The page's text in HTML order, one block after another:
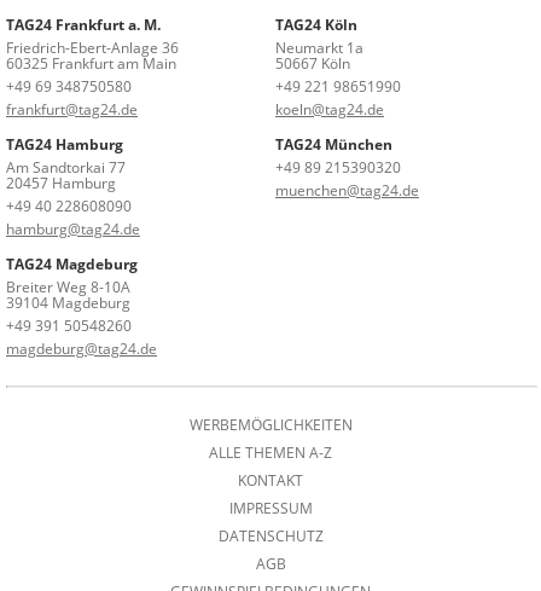
TAG24 Frankfurt a. M.
Friedrich-Ebert-Anlage 36
60325 Frankfurt am Main
+49 69 348750580
frankfurt@tag24.de
TAG24 Köln
Neumarkt 1a
50667 Köln
+49 221 98651990
koeln@tag24.de
TAG24 Hamburg
Am Sandtorkai 77
20457 Hamburg
+49 40 228608090
hamburg@tag24.de
TAG24 München
+49 89 215390320
muenchen@tag24.de
TAG24 Magdeburg
Breiter Weg 8-10A
39104 Magdeburg
+49 391 50548260
magdeburg@tag24.de
WERBEMÖGLICHKEITEN
ALLE THEMEN A-Z
KONTAKT
IMPRESSUM
DATENSCHUTZ
AGB